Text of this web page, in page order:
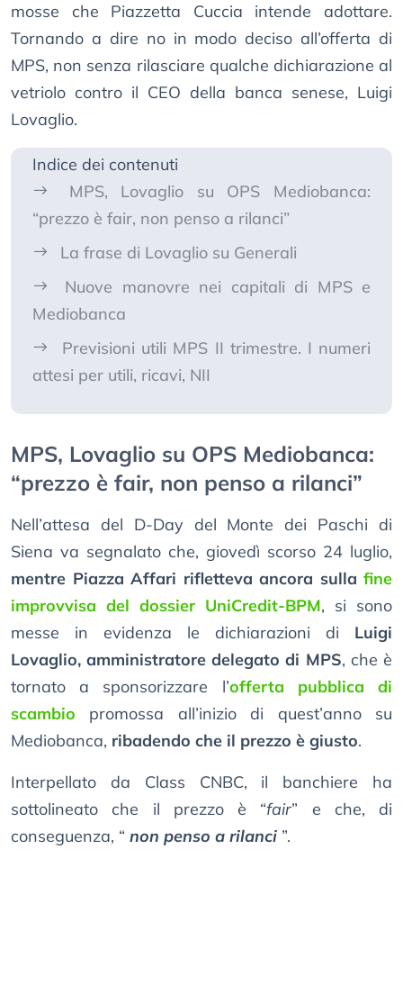
mosse che Piazzetta Cuccia intende adottare.
Tornando a dire no in modo deciso all’offerta di
MPS, non senza rilasciare qualche dichiarazione al
vetriolo contro il CEO della banca senese, Luigi
Lovaglio.
Indice dei contenuti
MPS, Lovaglio su OPS Mediobanca:
“prezzo è fair, non penso a rilanci”
La frase di Lovaglio su Generali
Nuove manovre nei capitali di MPS e
Mediobanca
Previsioni utili MPS II trimestre. I numeri
attesi per utili, ricavi, NII
MPS, Lovaglio su OPS Mediobanca:
“prezzo è fair, non penso a rilanci”
Nell’attesa del D-Day del Monte dei Paschi di
Siena va segnalato che, giovedì scorso 24 luglio,
mentre Piazza Affari rifletteva ancora sulla fine
improvvisa del dossier UniCredit-BPM, si sono
messe in evidenza le dichiarazioni di Luigi
Lovaglio, amministratore delegato di MPS, che è
tornato a sponsorizzare l’offerta pubblica di
scambio promossa all’inizio di quest’anno su
Mediobanca, ribadendo che il prezzo è giusto.
Interpellato da Class CNBC, il banchiere ha
sottolineato che il prezzo è “fair” e che, di
conseguenza, “ non penso a rilanci ”.